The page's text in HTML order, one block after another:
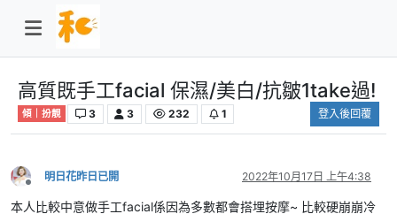
高質既手工facial 保濕/美白/抗皺1take過!
傾｜扮靚 3 3 232 1 登入後回覆
離線
明日花昨日已開 2022年10月17日 上午4:38
本人比較中意做手工facial係因為多數都會搭埋按摩~ 比較硬崩崩冷